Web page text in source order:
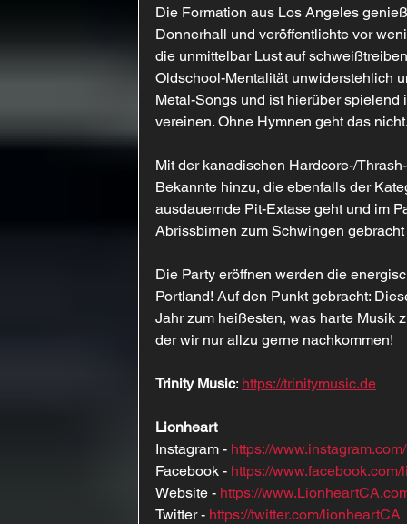
Die Formation aus Los Angeles
Donnerhall und veröffentlichte vor
die unmittelbar Lust auf
Oldschool-Mentalität unwiderstehlich
Metal-Songs und ist hierüber
vereinen. Ohne Hymnen geht das
Mit der kanadischen Hardcore-/
Bekannte hinzu, die ebenfalls der
ausdauernde Pit-Extase geht und im
Abrissbirnen zum Schwingen
Die Party eröffnen werden die
Portland! Auf den Punkt gebracht:
Jahr zum heißesten, was harte Musik
der wir nur allzu gerne nachkommen!
Trinity Music: https://trinitymusic.de
Lionheart
Instagram - https://
Facebook - https://
Website - https://
Twitter - https://twitter.com/lionheartCA